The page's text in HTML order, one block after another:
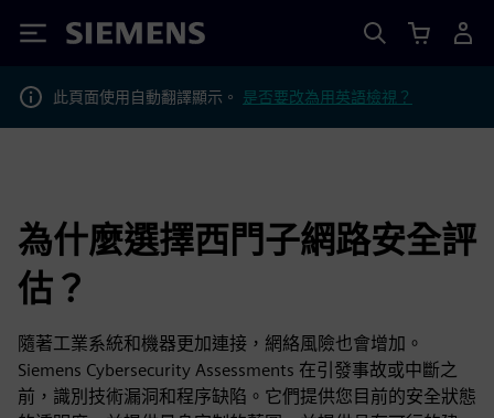
Siemens
此頁面使用自動翻譯顯示。 是否要改為用英語檢視？
為什麼選擇西門子網路安全評
估？
隨著工業系統和機器更加連接，網絡風險也會增加。
Siemens Cybersecurity Assessments 在引發事故或中斷之
前，識別技術漏洞和程序缺陷。它們提供您目前的安全狀態